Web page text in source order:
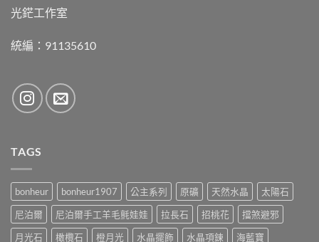
光鋩工作室
統編：91135610
TAGS
bonheur bonheur1907 公主系列 原礦 天然水晶
太陽石
尼泊爾
尼泊爾手工羊毛氈娃娃 拉長石 招桃花
擋煞避邪
月光石
橄欖石 橙月光 水晶擺飾 水晶項鍊 海藍寶